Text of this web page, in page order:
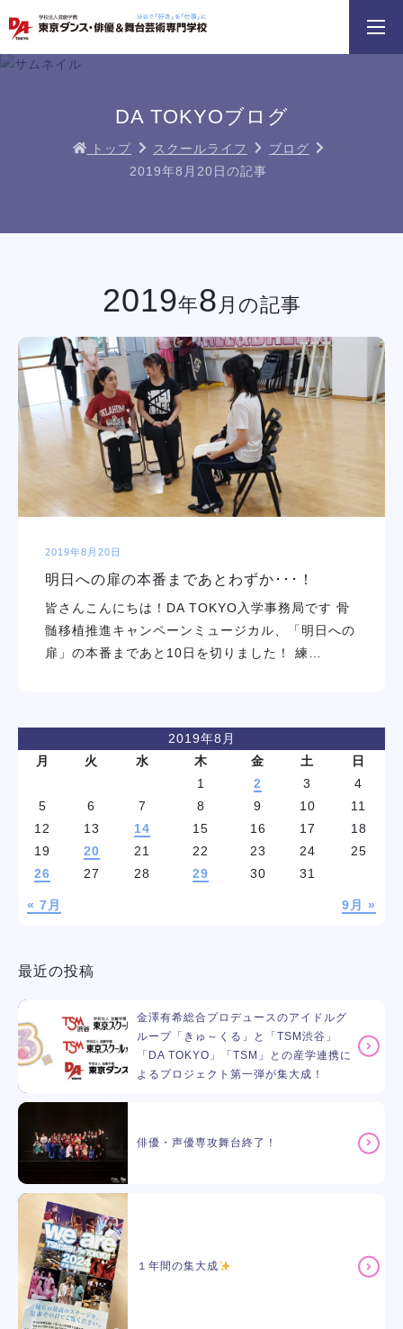
学科・専攻 資料請求 オープンキャンパス
DA TOKYOブログ
トップ スクールライフ
ブログ
2019年8月20日の記事
2019年8 月の記事
2019年8月20日
明日への扉の本番まであとわずか･･･！
皆さんこんにちは！DA TOKYO入学事務局です 骨
髄移植推進キャンペーンミュージカル、「明日への
扉」の本番まであと10日を切りました！ 練…
2019年8月
月
火 水 木 金 土 日
« 7月 9月 »
1 2 3
4
5
6 7 8 9 10
11
12
13 14 15 16 17
18
19
20 21 22 23 24
25
26
27 28 29 30 31
最近の投稿
金澤有希総合プロデュースのアイドルグ
ループ「きゅ～くる」と「TSM渋谷」
「DA TOKYO」「TSM」との産学連携に
よるプロジェクト第一弾が集大成！
俳優・声優専攻舞台終了！
１年間の集大成
学校紹介
就職・デビュー
訪問者別